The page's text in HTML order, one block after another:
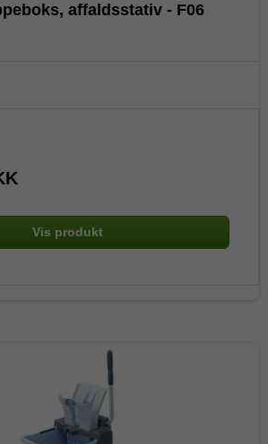
affaldsstativ - F06
Vis produkt